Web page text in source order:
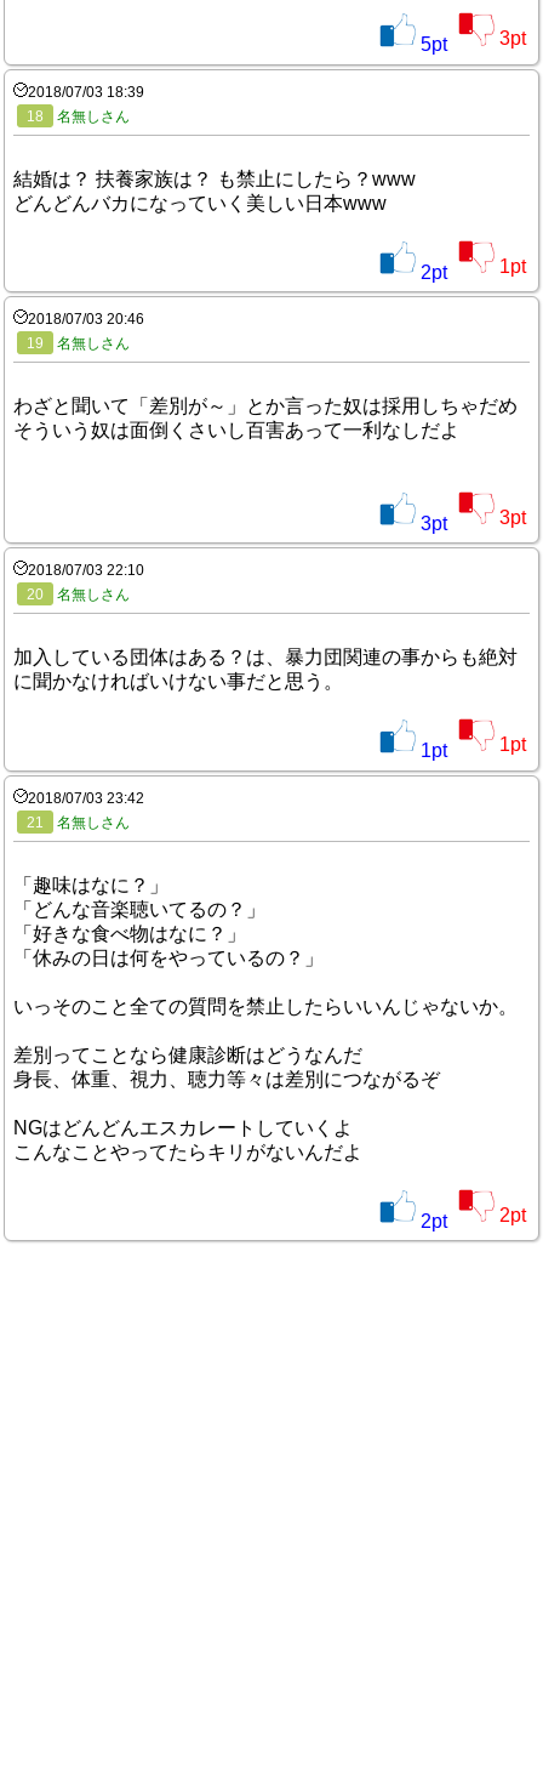
5pt 3pt
2018/07/03 18:39
18
名無しさん
結婚は？ 扶養家族は？ も禁止にしたら？www
どんどんバカになっていく美しい日本www
2pt 1pt
2018/07/03 20:46
19
名無しさん
わざと聞いて「差別が～」とか言った奴は採用しちゃだめ
そういう奴は面倒くさいし百害あって一利なしだよ
3pt 3pt
2018/07/03 22:10
20
名無しさん
加入している団体はある？は、暴力団関連の事からも絶対
に聞かなければいけない事だと思う。
1pt 1pt
2018/07/03 23:42
21
名無しさん
「趣味はなに？」
「どんな音楽聴いてるの？」
「好きな食べ物はなに？」
「休みの日は何をやっているの？」
いっそのこと全ての質問を禁止したらいいんじゃないか。
差別ってことなら健康診断はどうなんだ
身長、体重、視力、聴力等々は差別につながるぞ
NGはどんどんエスカレートしていくよ
こんなことやってたらキリがないんだよ
2pt 2pt